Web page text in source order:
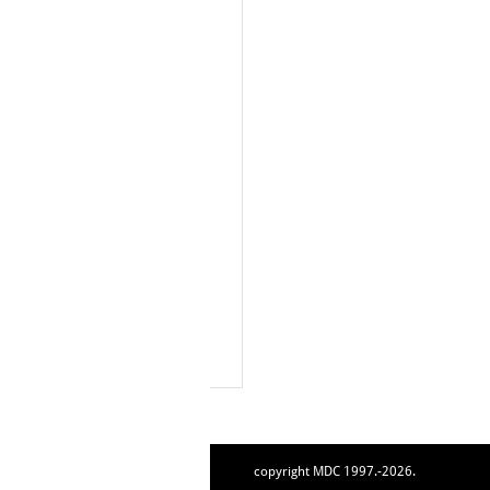
copyright MDC 1997.-2026.